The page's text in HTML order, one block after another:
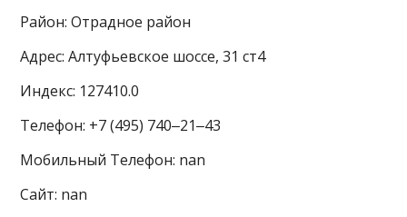
Район: Отрадное район
Адрес: Алтуфьевское шоссе, 31 ст4
Индекс: 127410.0
Телефон: +7 (495) 740‒21‒43
Мобильный Телефон: nan
Сайт: nan